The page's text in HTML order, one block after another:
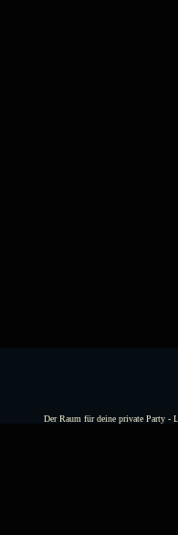
Der Raum für deine private Party -